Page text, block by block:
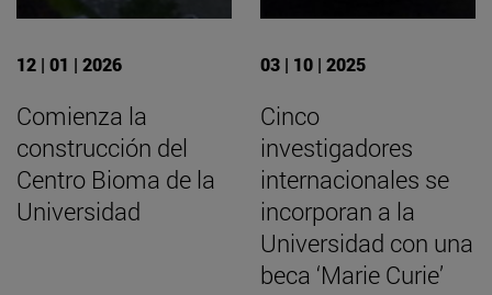
12 | 01 | 2026
Comienza la
construcción del
Centro Bioma de la
Universidad
03 | 10 | 2025
Cinco
investigadores
internacionales se
incorporan a la
Universidad con una
beca ‘Marie Curie’